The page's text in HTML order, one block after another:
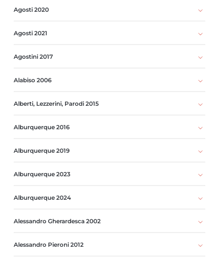
Agosti 2020
Agosti 2021
Agostini 2017
Alabiso 2006
Alberti, Lezzerini, Parodi 2015
Alburquerque 2016
Alburquerque 2019
Alburquerque 2023
Alburquerque 2024
Alessandro Gherardesca 2002
Alessandro Pieroni 2012